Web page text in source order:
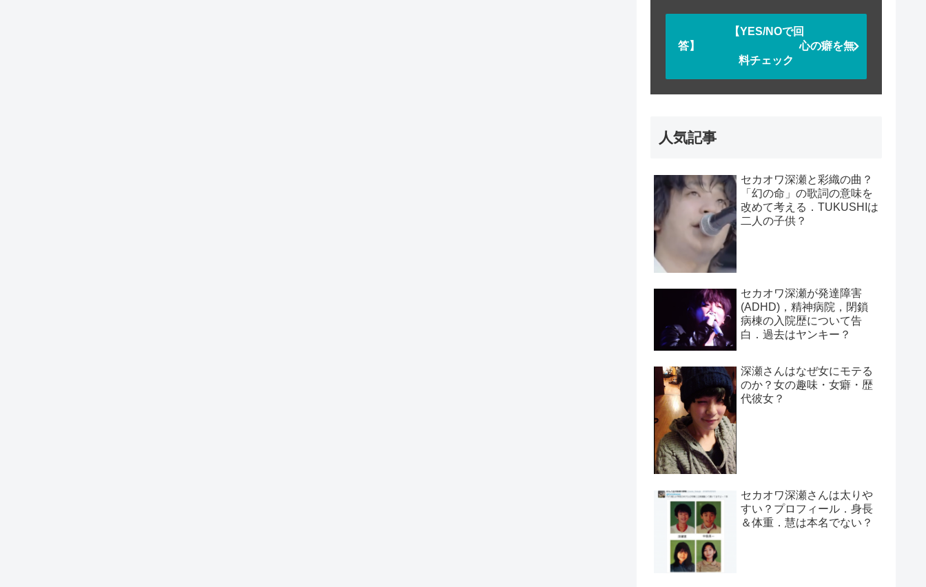
【YES/NOで回
答】 心の癖を無
料チェック
人気記事
セカオワ深瀬と彩織の曲？
「幻の命」の歌詞の意味を
改めて考える．TUKUSHIは
二人の子供？
セカオワ深瀬が発達障害
(ADHD)，精神病院，閉鎖
病棟の入院歴について告
白．過去はヤンキー？
深瀬さんはなぜ女にモテる
のか？女の趣味・女癖・歴
代彼女？
セカオワ深瀬さんは太りや
すい？プロフィール．身長
＆体重．慧は本名でない？